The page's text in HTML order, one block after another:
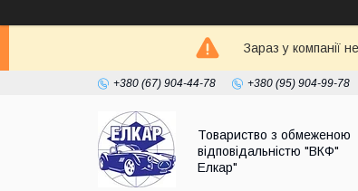
Зараз у компанії
+380 (67) 904-44-78 +380 (95) 904-99-78
Товариство з обмеженою
відповідальністю "ВКФ"
Елкар"